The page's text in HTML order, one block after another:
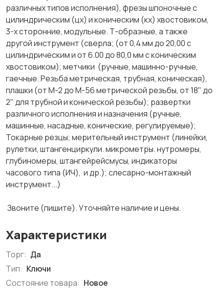
различных типов исполнения), фрезы шпоночные с
цилиндрическим (цх) и коническим (кх) хвостовиком,
3-х сторонние, модульные. Т-образные, а также
другой инструмент (сверла; (от 0,4 мм до 20,00 с
цилиндрическим и от 6.00 до 80,0 мм с коническим
хвостовиком); метчики (ручные, машинно-ручные,
гаечные. Резьба метрическая, трубная, коническая),
плашки (от М-2 до М-56 метрической резьбы, от 18" до
2" для трубной и конической резьбы); развертки
различного исполнения и назначения (ручные,
машинные, насадные, конические, регулируемые);
Токарные резцы; мерительный инструмент (линейки,
рулетки, штангенциркули. микрометры. нутромеры,
глубиномеры, штангейрейсмусы, индикаторы
часового типа (ИЧ), и др.); слесарно-монтажный
инструмент...)
Звоните (пишите). Уточняйте наличие и цены.
Характеристики
Торг: Да
Тип: Ключи
Состояние товара: Новое